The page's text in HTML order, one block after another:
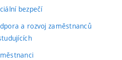
bezpečí
a rozvoj zaměstnanců